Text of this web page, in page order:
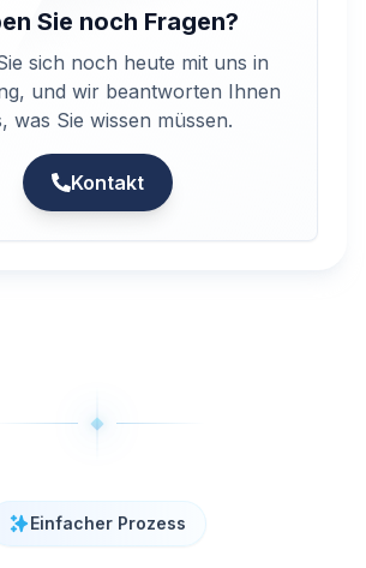
Sie noch Fragen?
sich noch heute mit uns in
und wir beantworten Ihnen
was Sie wissen müssen.
Kontakt
Einfacher Prozess